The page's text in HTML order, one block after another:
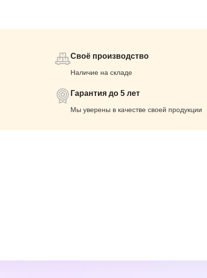
Своё производство
Наличие на складе
Гарантия до 5 лет
Мы уверены в качестве своей продукции